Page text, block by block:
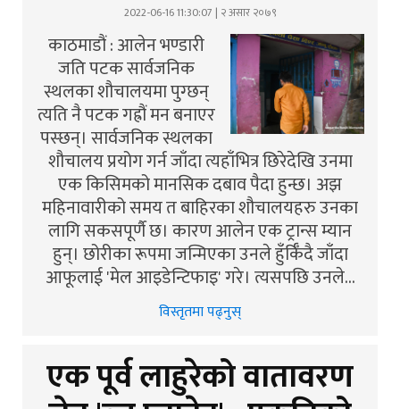
2022-06-16 11:30:07 | २ असार २०७९
काठमाडौं : आलेन भण्डारी
जति पटक सार्वजनिक
स्थलका शौचालयमा पुग्छन्
त्यति नै पटक गह्रौं मन बनाएर
पस्छन्। सार्वजनिक स्थलका
शौचालय प्रयोग गर्न जाँदा त्यहाँभित्र छिरेदेखि उनमा
एक किसिमको मानसिक दबाव पैदा हुन्छ। अझ
महिनावारीको समय त बाहिरका शौचालयहरु उनका
लागि सकसपूर्णै छ। कारण आलेन एक ट्रान्स म्यान
हुन्। छोरीका रूपमा जन्मिएका उनले हुँर्किँदै जाँदा
आफूलाई 'मेल आइडेन्टिफाइ' गरे। त्यसपछि उनले…
विस्तृतमा पढ्नुस्
एक पूर्व लाहुरेको वातावरण